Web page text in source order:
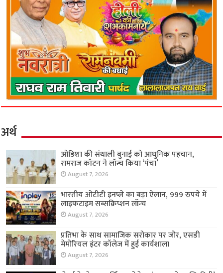
अर्थ
ओडिशा की संथाली बुनाई को आधुनिक पहचान,
रामराज कॉटन ने लॉन्च किया ‘पंचा’
August 7, 2026
भारतीय ओटीटी इनप्ले का बड़ा ऐलान, 999 रुपये में
लाइफटाइम सब्सक्रिप्शन लॉन्च
August 7, 2026
प्रतिभा के साथ सामाजिक सरोकार पर जोर, एसडी
मेमोरियल इंटर कॉलेज में हुई कार्यशाला
August 7, 2026